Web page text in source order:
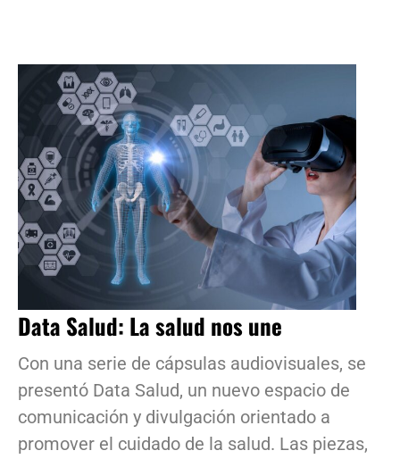
Data Salud: La salud nos une
Con una serie de cápsulas audiovisuales, se
presentó Data Salud, un nuevo espacio de
comunicación y divulgación orientado a
promover el cuidado de la salud. Las piezas,